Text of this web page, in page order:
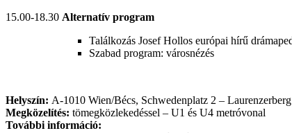
15.00-18.30 Alternatív program
Találkozás Josef Hollos európai hírű
Szabad program: városnézés
Helyszín: A-1010 Wien/Bécs, Schwedenplatz 2 –
Megközelítés: tömegközlekedéssel – U1 és U4 metróvonal
További információ: